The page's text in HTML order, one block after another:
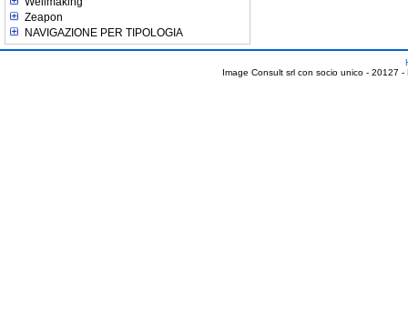
Zeapon
NAVIGAZIONE PER TIPOLOGIA
Image Consult srl con socio unico - 20127